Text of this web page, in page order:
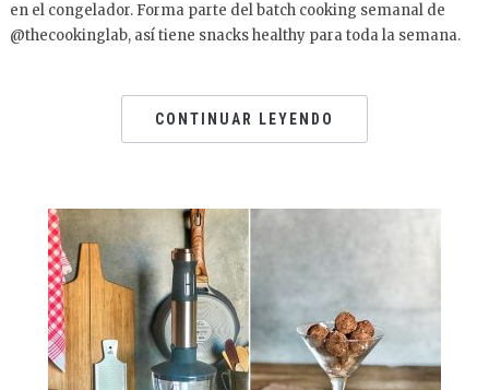
en el congelador. Forma parte del batch cooking semanal de
@thecookinglab, así tiene snacks healthy para toda la semana.
CONTINUAR LEYENDO